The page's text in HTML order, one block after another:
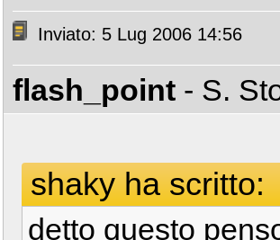
Inviato: 5 Lug 2006 14:56
flash_point - S.
shaky ha scritto:
detto questo